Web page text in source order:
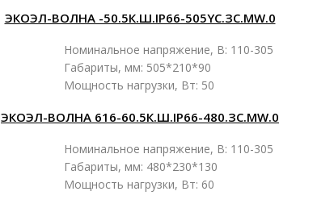
ЭКОЭЛ-ВОЛНА -50.5К.Ш.IP66-505YC.ЗС.MW.0
Номинальное напряжение, В: 110-305
Габариты, мм: 505*210*90
Мощность нагрузки, Вт: 50
ЭКОЭЛ-ВОЛНА 616-60.5К.Ш.IP66-480.ЗС.MW.0
Номинальное напряжение, В: 110-305
Габариты, мм: 480*230*130
Мощность нагрузки, Вт: 60